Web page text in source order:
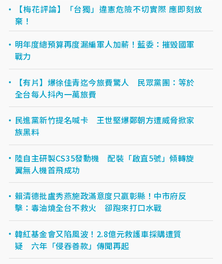
【梅花評論】「台獨」違憲危險不切實際 應即刻放
棄！
明年度總預算再度漏編軍人加薪！藍委：摧毀國軍
戰力
【有片】爆徐佳青迄今旅費驚人 民眾黨團：等於
全台每人抖內一萬旅費
民進黨新竹提名喊卡 王世堅爆鄭朝方遭威脅掀家
族黑料
陸自主研製CS35發動機 配裝「啟直5號」傾轉旋
翼無人機首飛成功
賴清德批盧秀燕施政滿意度只贏彰縣！中市府反
擊：毒油燒全台不救火 卻跑來打口水戰
韓紅基金會又陷風波！2.8億元救護車採購遭質
疑 六年「侵吞善款」傳聞再起